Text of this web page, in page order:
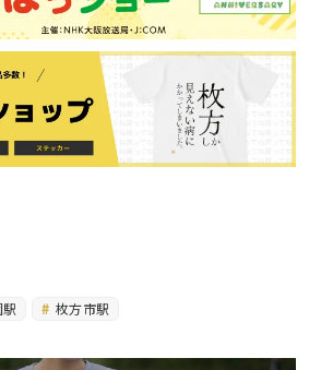
枚方市駅